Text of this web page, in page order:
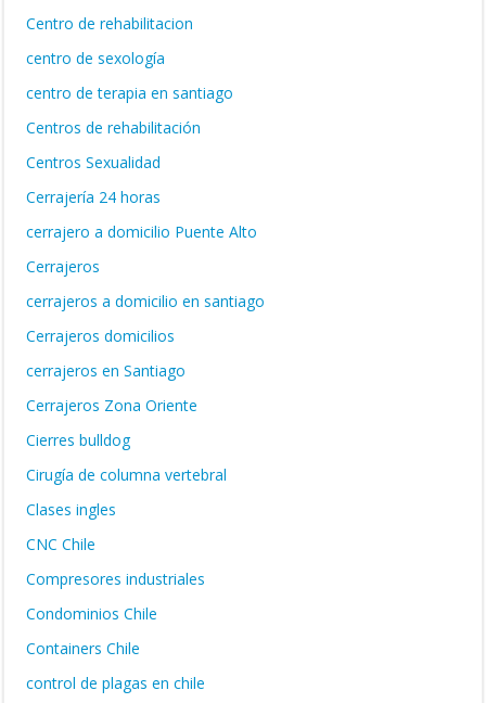
Centro de rehabilitacion
centro de sexología
centro de terapia en santiago
Centros de rehabilitación
Centros Sexualidad
Cerrajería 24 horas
cerrajero a domicilio Puente Alto
Cerrajeros
cerrajeros a domicilio en santiago
Cerrajeros domicilios
cerrajeros en Santiago
Cerrajeros Zona Oriente
Cierres bulldog
Cirugía de columna vertebral
Clases ingles
CNC Chile
Compresores industriales
Condominios Chile
Containers Chile
control de plagas en chile